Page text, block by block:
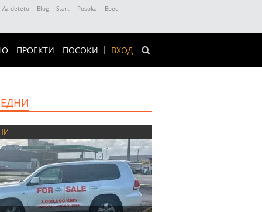
Az-deteto Blog Start Posoka
Boec
ВХОД
ПРОЕКТИ ПОСОКИ